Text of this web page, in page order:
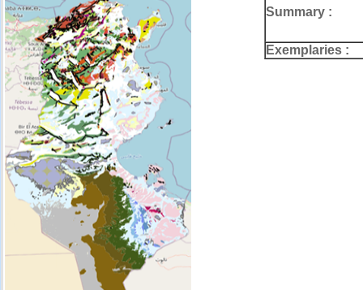
Summary :
Exemplaries :